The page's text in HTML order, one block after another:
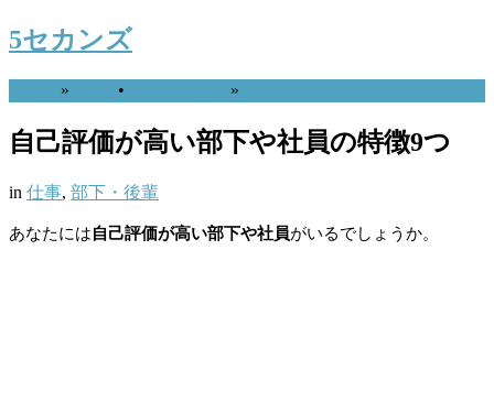
5セカンズ
» • »
自己評価が高い部下や社員の特徴9つ
in 仕事, 部下・後輩
あなたには自己評価が高い部下や社員がいるでしょうか。